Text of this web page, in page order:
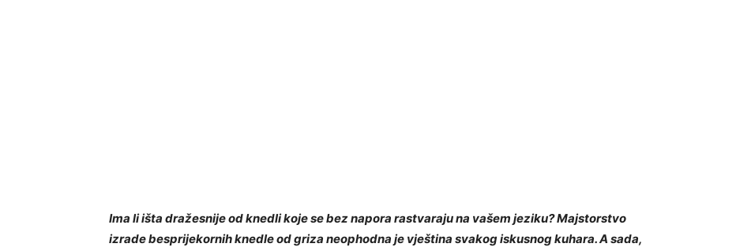
Ima li išta dražesnije od knedli koje se bez napora rastvaraju na vašem jeziku? Majstorstvo
izrade besprijekornih knedle od griza neophodna je vještina svakog iskusnog kuhara. A sada,